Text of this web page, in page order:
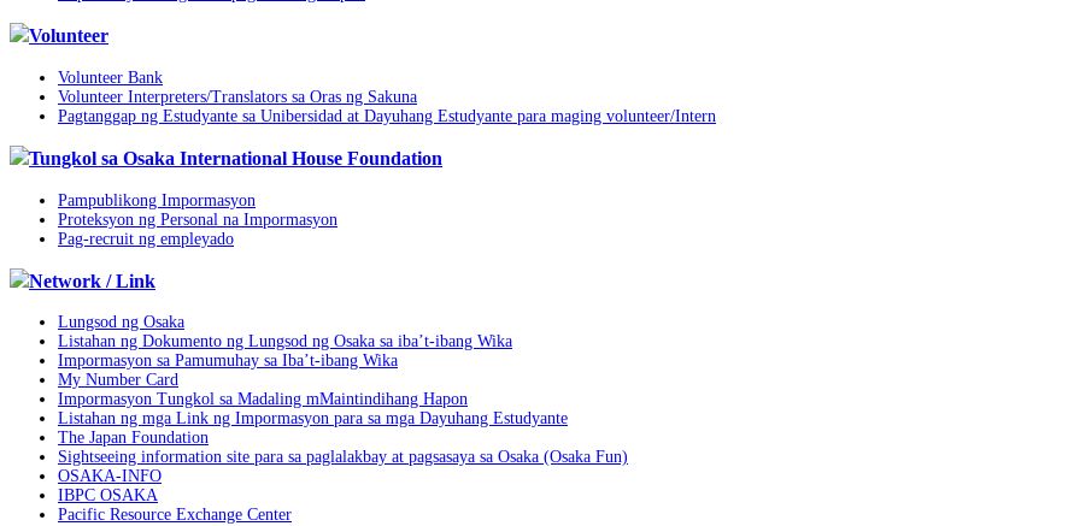
Volunteer
Volunteer Bank
Volunteer Interpreters/Translators sa Oras ng Sakuna
Pagtanggap ng Estudyante sa Unibersidad at Dayuhang Estudyante para maging volunteer/Intern
Tungkol sa Osaka International House Foundation
Pampublikong Impormasyon
Proteksyon ng Personal na Impormasyon
Pag-recruit ng empleyado
Network / Link
Lungsod ng Osaka
Listahan ng Dokumento ng Lungsod ng Osaka sa iba’t-ibang Wika
Impormasyon sa Pamumuhay sa Iba’t-ibang Wika
My Number Card
Impormasyon Tungkol sa Madaling mMaintindihang Hapon
Listahan ng mga Link ng Impormasyon para sa mga Dayuhang Estudyante
The Japan Foundation
Sightseeing information site para sa paglalakbay at pagsasaya sa Osaka (Osaka Fun)
OSAKA-INFO
IBPC OSAKA
Pacific Resource Exchange Center